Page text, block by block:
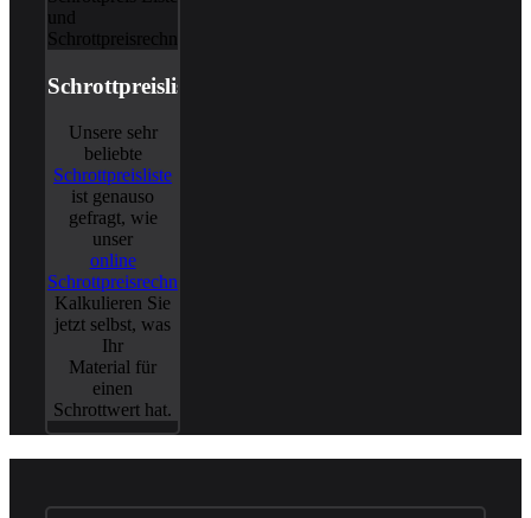
Schrottpreisliste
Unsere sehr
beliebte
Schrottpreisliste
ist genauso
gefragt, wie
unser
online
Schrottpreisrechner
Kalkulieren Sie
jetzt selbst, was
Ihr
Material für
einen
Schrottwert hat.